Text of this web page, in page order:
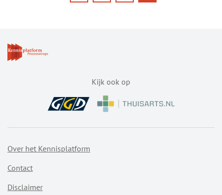
nest
Kijk ook op
Over het Kennisplatform
Contact
Disclaimer